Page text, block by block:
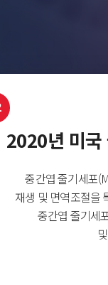
2020년 미국
중간엽 줄기세포
재생 및 면역조절을
중간엽 줄기세